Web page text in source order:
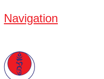
Navigation